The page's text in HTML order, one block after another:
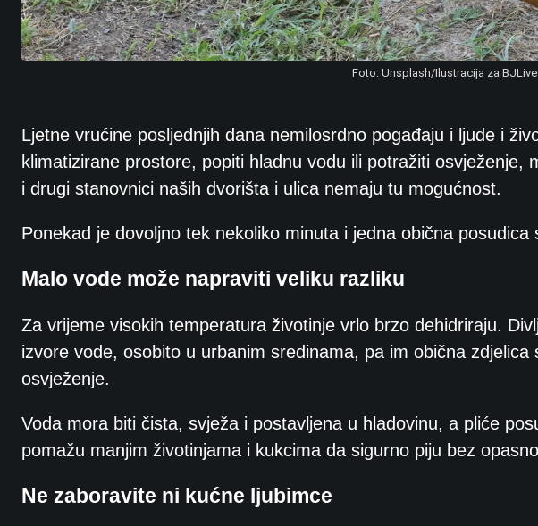
Foto: Unsplash/Ilustracija za BJLive
Ljetne vrućine posljednjih dana nemilosrdno pogađaju i ljude i
klimatizirane prostore, popiti hladnu vodu ili potražiti osvježenje,
i drugi stanovnici naših dvorišta i ulica nemaju tu mogućnost.
Ponekad je dovoljno tek nekoliko minuta i jedna obična
Malo vode može napraviti veliku razliku
Za vrijeme visokih temperatura životinje vrlo brzo dehidriraju.
izvore vode, osobito u urbanim sredinama, pa im obična
osvježenje.
Voda mora biti čista, svježa i postavljena u hladovinu, a pliće
pomažu manjim životinjama i kukcima da sigurno piju bez
Ne zaboravite ni kućne ljubimce